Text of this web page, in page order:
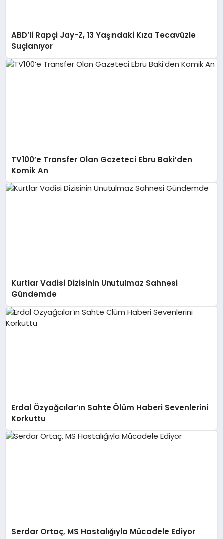
ABD’li Rapçi Jay-Z, 13 Yaşındaki Kıza Tecavüzle
Suçlanıyor
TV100’e Transfer Olan Gazeteci Ebru Baki’den
Komik An
Kurtlar Vadisi Dizisinin Unutulmaz Sahnesi
Gündemde
Erdal Özyağcılar’ın Sahte Ölüm Haberi Sevenlerini
Korkuttu
Serdar Ortaç, MS Hastalığıyla Mücadele Ediyor